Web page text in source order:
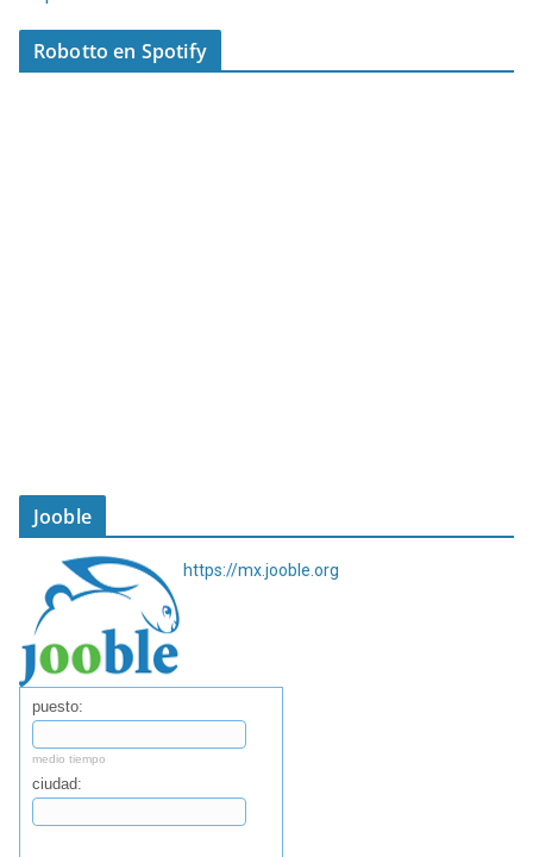
Robotto en Spotify
Jooble
https://mx.jooble.org
puesto:
medio tiempo
ciudad: